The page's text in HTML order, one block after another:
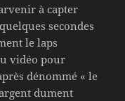
à capter
secondes
le laps
vidéo pour
dénommé « le
dument